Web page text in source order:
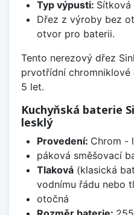
Typ výpusti: Sítková
Dřez z výroby bez
otvor pro baterii.
Tento nerezový dřez
prvotřídní chromniklové
5 let.
Kuchyňská baterie
lesklý
Provedení: Chrom -
páková směšovací
Tlaková(klasická
vodnímu řádu nebo
otočná